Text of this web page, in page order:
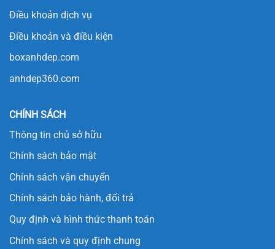
Điều khoản dịch vụ
Điều khoản và điều kiện
boxanhdep.com
anhdep360.com
CHÍNH SÁCH
Thông tin chủ sở hữu
Chính sách bảo mật
Chính sách vận chuyển
Chính sách bảo hành, đổi trả
Quy định và hình thức thanh toán
Chính sách và quy định chung